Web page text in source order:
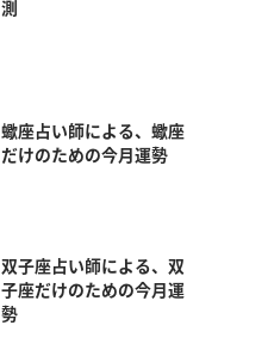
測
蠍座占い師による、蠍座
だけのための今月運勢
双子座占い師による、双
子座だけのための今月運
勢